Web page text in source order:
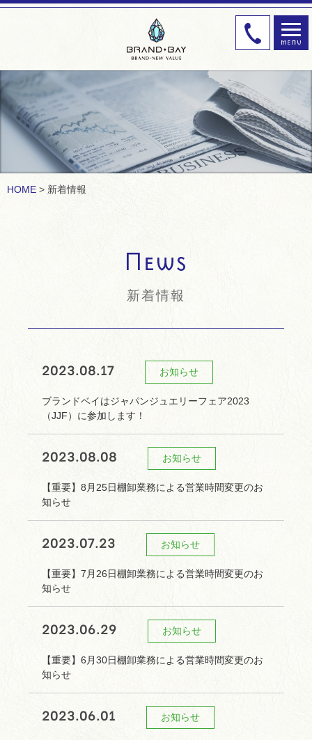
HOME 新着情報
新着情報
2023.08.17 お知らせ
ブランドベイはジャパンジュエリーフェア2023
（JJF）に参加します！
2023.08.08 お知らせ
【重要】8月25日棚卸業務による営業時間変更のお
知らせ
2023.07.23 お知らせ
【重要】7月26日棚卸業務による営業時間変更のお
知らせ
2023.06.29 お知らせ
【重要】6月30日棚卸業務による営業時間変更のお
知らせ
2023.06.01 お知らせ